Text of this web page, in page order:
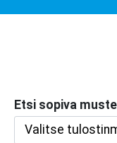
Etsi sopiva